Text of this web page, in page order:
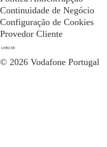
Continuidade de Negócio
Configuração de Cookies
Provedor Cliente
© 2026 Vodafone Portugal